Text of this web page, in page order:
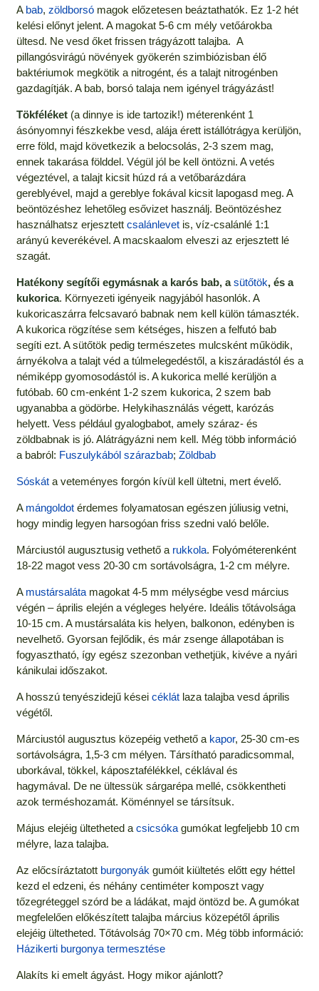
A bab, zöldborsómagok előzetesen beáztathatók. Ez 1-2 hét
kelési előnyt jelent. A magokat 5-6 cm mély vetőárokba
ültesd. Ne vesd őket frissen trágyázott talajba. A
pillangósvirágú növények gyökerén szimbiózisban élő
baktériumok megkötik a nitrogént, és a talajt nitrogénben
gazdagítják. A bab, borsó talaja nem igényel trágyázást!
Tökféléket(a dinnye is ide tartozik!) méterenként 1
ásónyomnyi fészkekbe vesd, alája érett istállótrágya kerüljön,
erre föld, majd következik a belocsolás, 2-3 szem mag,
ennek takarása földdel. Végül jól be kell öntözni. A vetés
végeztével, a talajt kicsit húzd rá a vetőbarázdára
gereblyével, majd a gereblye fokával kicsit lapogasd meg. A
beöntözéshez lehetőleg esővizet használj. Beöntözéshez
használhatsz erjesztett csalánlevetis, víz-csalánlé 1:1
arányú keverékével. A macskaalom elveszi az erjesztett lé
szagát.
Hatékony segítői egymásnak a karós bab, asütőtök, és a
kukorica. Környezeti igényeik nagyjából hasonlók. A
kukoricaszárra felcsavaró babnak nem kell külön támaszték.
A kukorica rögzítése sem kétséges, hiszen a felfutó bab
segíti ezt. A sütőtök pedig természetes mulcsként működik,
árnyékolva a talajt véd a túlmelegedéstől, a kiszáradástól és a
némiképp gyomosodástól is. A kukorica mellé kerüljön a
futóbab. 60 cm-enként 1-2 szem kukorica, 2 szem bab
ugyanabba a gödörbe. Helykihasználás végett, karózás
helyett. Vess például gyalogbabot, amely száraz- és
zöldbabnak is jó. Alátrágyázni nem kell. Még több információ
a babról: Fuszulykából szárazbab; Zöldbab
Sóskáta veteményes forgón kívül kell ültetni, mert évelő.
A mángoldotérdemes folyamatosan egészen júliusig vetni,
hogy mindig legyen harsogóan friss szedni való belőle.
Márciustól augusztusig vethető a rukkola. Folyóméterenként
18-22 magot vess 20-30 cm sortávolságra, 1-2 cm mélyre.
A mustársalátamagokat 4-5 mm mélységbe vesd március
végén – április elején a végleges helyére. Ideális tőtávolsága
10-15 cm. A mustársaláta kis helyen, balkonon, edényben is
nevelhető. Gyorsan fejlődik, és már zsenge állapotában is
fogyasztható, így egész szezonban vethetjük, kivéve a nyári
kánikulai időszakot.
A hosszú tenyészidejű kései céklátlaza talajba vesd április
végétől.
Márciustól augusztus közepéig vethető a kapor, 25-30 cm-es
sortávolságra, 1,5-3 cm mélyen. Társítható paradicsommal,
uborkával, tökkel, káposztafélékkel, céklával és
hagymával. De ne ültessük sárgarépa mellé, csökkentheti
azok terméshozamát. Köménnyel se társítsuk.
Május elejéig ültetheted a csicsókagumókat legfeljebb 10 cm
mélyre, laza talajba.
Az előcsíráztatott burgonyák gumóit kiültetés előtt egy héttel
kezd el edzeni, és néhány centiméter komposzt vagy
tőzegréteggel szórd be a ládákat, majd öntözd be. A gumókat
megfelelően előkészített talajba március közepétől április
elejéig ültetheted. Tőtávolság 70×70 cm. Még több információ:
Házikerti burgonya termesztése
Alakíts ki emelt ágyást. Hogy mikor ajánlott?